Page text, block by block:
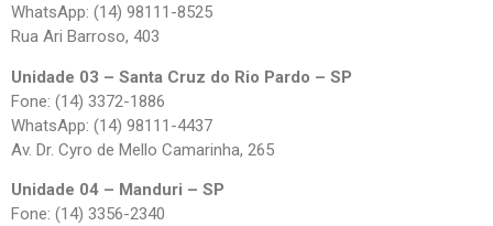
WhatsApp: (14) 98111-8525
Rua Ari Barroso, 403
Unidade 03 – Santa Cruz do Rio Pardo – SP
Fone: (14) 3372-1886
WhatsApp: (14) 98111-4437
Av. Dr. Cyro de Mello Camarinha, 265
Unidade 04 – Manduri – SP
Fone: (14) 3356-2340